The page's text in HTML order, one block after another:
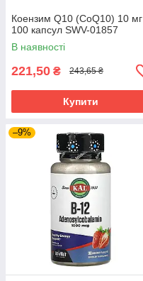
Коензим Q10 (CoQ10) 10 мг
100 капсул SWV-01857
В наявності
221,50 ₴ 243,65 ₴
Купити
–9%